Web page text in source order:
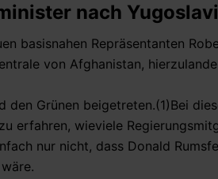
nach
basisnahen Repräsentanten
von Afghanistan,
den Grünen beigetreten.(1)Bei
erfahren, wieviele
nur nicht, dass Donald